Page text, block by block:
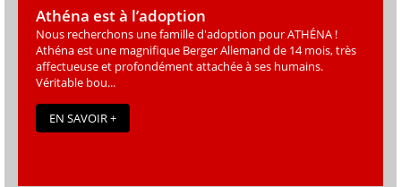
Athéna est à l’adoption
Nous recherchons une famille d'adoption pour ATHÉNA !
Athéna est une magniﬁque Berger Allemand de 14 mois, très
affectueuse et profondément attachée à ses humains.
Véritable bou...
EN SAVOIR +